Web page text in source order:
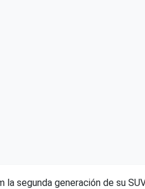
segunda generación de su